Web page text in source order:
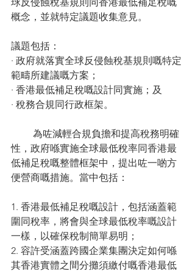
概念，並就特定議題收集意見。
議題包括：
· 政府就落實全球反侵蝕稅基規則嘅特定
範疇所建議嘅方案；
· 香港最低補足稅嘅設計同實施；及
· 稅務合規同行政框架。
為咗減輕合規負擔和提高稅務明確
性，政府喺實施全球最低稅率同香港最
低補足稅嘅整體框架中，提出咗一啲方
便營商嘅措施。當中包括：
1. 香港最低補足稅嘅設計，包括涵蓋範
圍同稅率，將會與全球最低稅率嘅設計
一樣，以確保稅制簡單易明；
2. 容許受涵蓋跨國企業集團決定如何喺
其香港實體之間分攤須繳付嘅香港最低